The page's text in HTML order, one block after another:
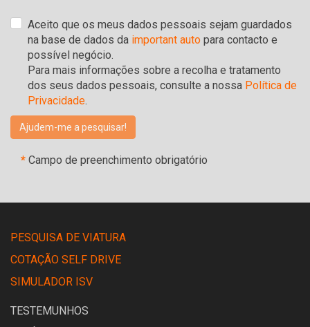
Aceito que os meus dados pessoais sejam guardados
na base de dados da important auto para contacto e
possível negócio.
Para mais informações sobre a recolha e tratamento
dos seus dados pessoais, consulte a nossa Política de
Privacidade.
* Campo de preenchimento obrigatório
PESQUISA DE VIATURA
COTAÇÃO SELF DRIVE
SIMULADOR ISV
TESTEMUNHOS